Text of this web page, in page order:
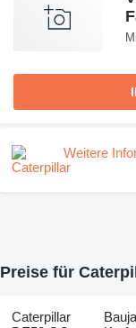
Weitere
Preise für
Caterpillar